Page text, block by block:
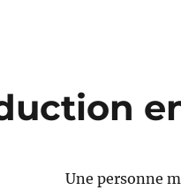
Une personne